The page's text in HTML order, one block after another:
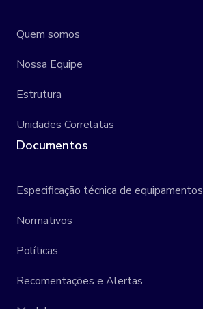
Quem somos
Nossa Equipe
Estrutura
Unidades Correlatas
Documentos
Especificação técnica de equipamentos
Normativos
Políticas
Recomentações e Alertas